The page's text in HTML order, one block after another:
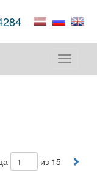
Toggle
из 15